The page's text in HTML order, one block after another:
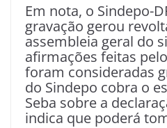
Em nota, o Sindepo-
gravação gerou
assembleia geral do
afirmações feitas
foram consideradas
do Sindepo cobra o
Seba sobre a
indica que poderá